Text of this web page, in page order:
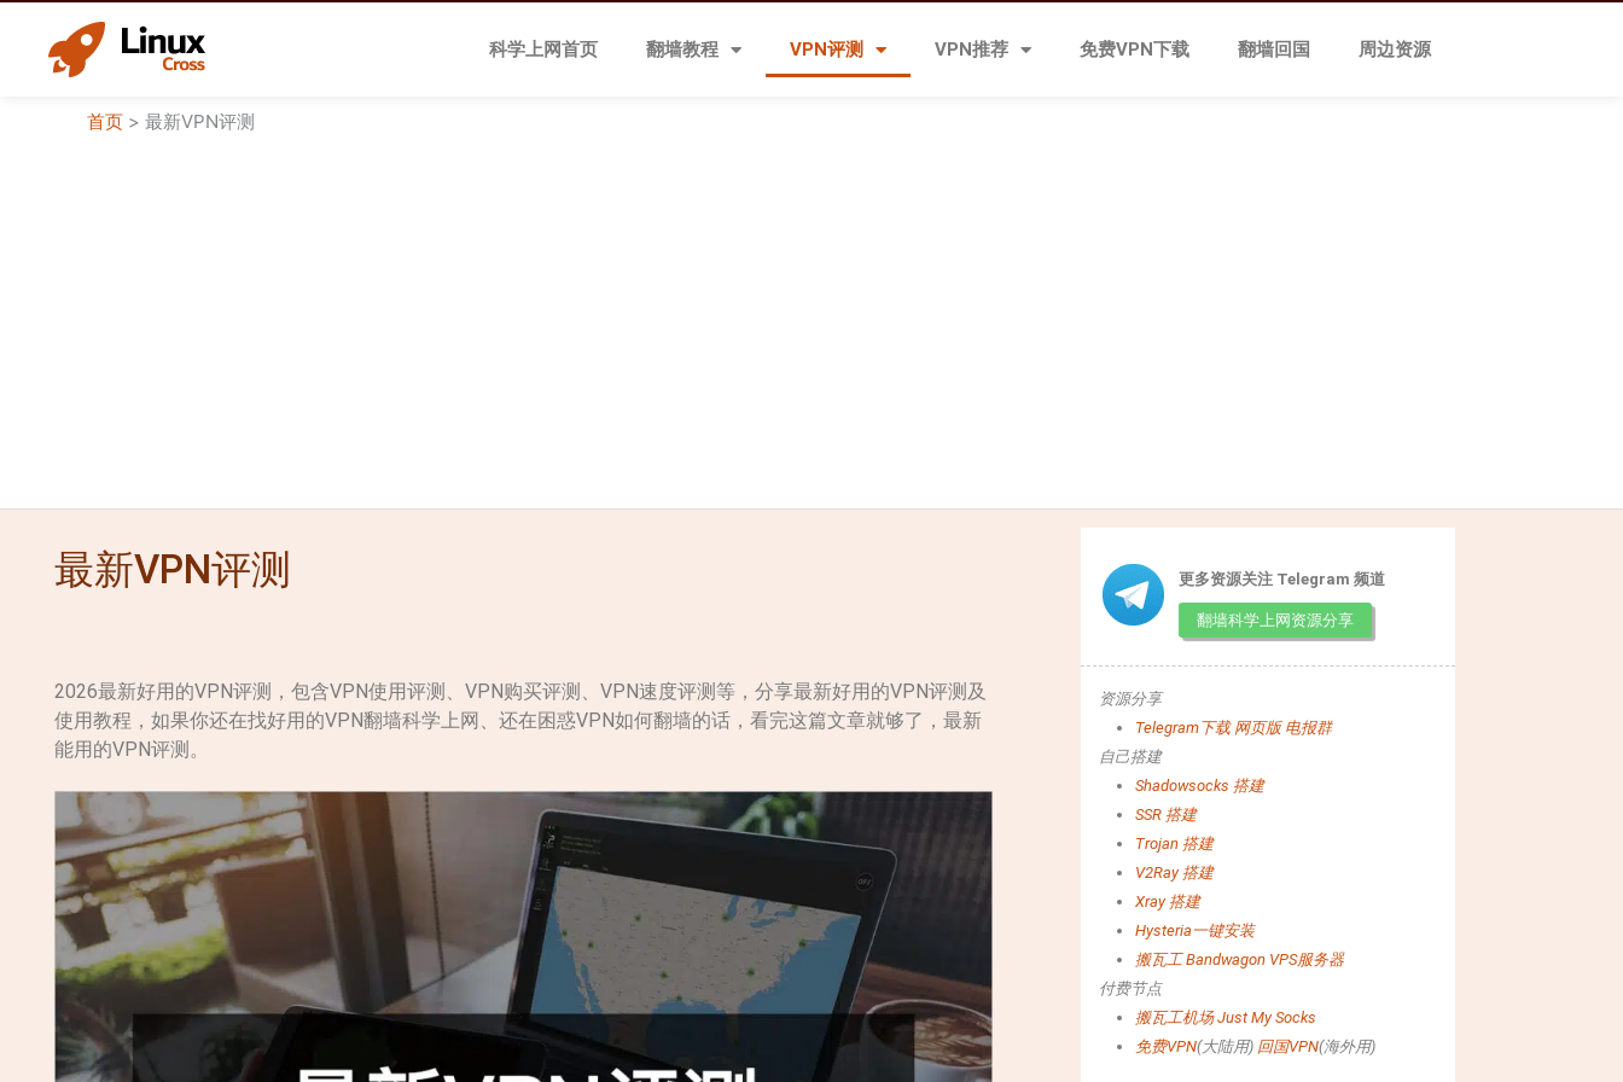
科学上网首页 翻墙教程 VPN评测 VPN推荐 免费VPN下载 翻墙回国 周边资源
首页 > 最新VPN评测
最新VPN评测
2026最新好用的VPN评测，包含VPN使用评测、VPN购买评测、VPN速度评测等，分享最新好用的VPN评测及
使用教程，如果你还在找好用的VPN翻墙科学上网、还在困惑VPN如何翻墙的话，看完这篇文章就够了，最新
能用的VPN评测。
更多资源关注 Telegram 频道
翻墙科学上网资源分享
资源分享
Telegram下载 网页版 电报群
自己搭建
Shadowsocks 搭建
SSR 搭建
Trojan 搭建
V2Ray 搭建
Xray 搭建
Hysteria一键安装
搬瓦工 Bandwagon VPS服务器
付费节点
搬瓦工机场 Just My Socks
免费VPN(大陆用) 回国VPN(海外用)